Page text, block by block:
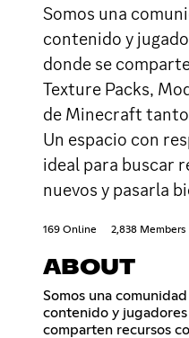
Somos una
contenido y
donde se
Texture Packs,
de Minecraft
Un espacio con
ideal para buscar
nuevos y pasarla
169 Online 2,838 Members
ABOUT
Somos una
contenido y
comparten recursos